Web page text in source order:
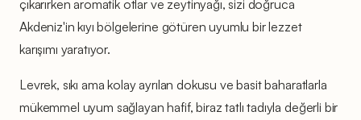
çıkarırken aromatik otlar ve zeytinyağı, sizi doğruca
Akdeniz'in kıyı bölgelerine götüren uyumlu bir lezzet
karışımı yaratıyor.
Levrek, sıkı ama kolay ayrılan dokusu ve basit baharatlarla
mükemmel uyum sağlayan hafif, biraz tatlı tadıyla değerli bir